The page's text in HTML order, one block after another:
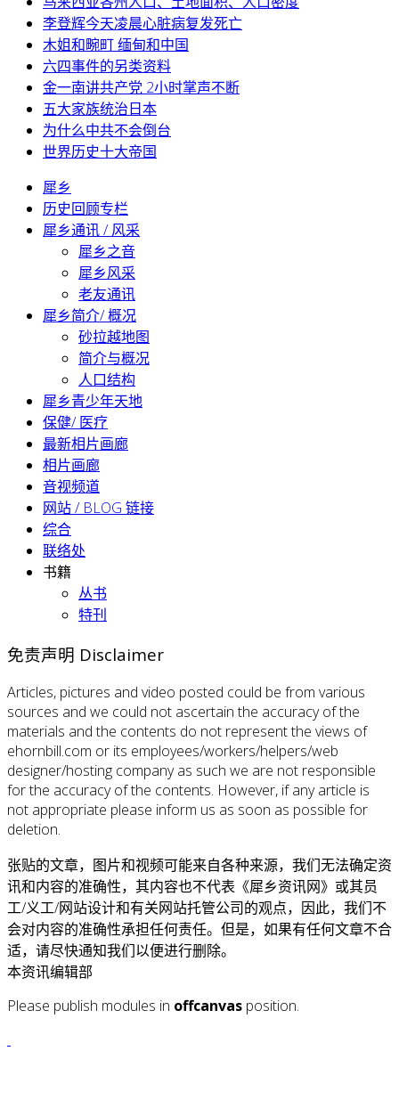
李登辉今天凌晨心脏病复发死亡
木姐和畹町 缅甸和中国
六四事件的另类资料
金一南讲共产党 2小时掌声不断
五大家族统治日本
为什么中共不会倒台
世界历史十大帝国
犀乡
历史回顾专栏
犀乡通讯 / 风采
犀乡之音
犀乡风采
老友通讯
犀乡简介/ 概况
砂拉越地图
简介与概况
人口结构
犀乡青少年天地
保健/ 医疗
最新相片画廊
相片画廊
音视频道
网站 / BLOG 链接
综合
联络处
书籍
丛书
特刊
免责声明 Disclaimer
Articles, pictures and video posted could be from various
sources and we could not ascertain the accuracy of the
materials and the contents do not represent the views of
ehornbill.com or its employees/workers/helpers/web
designer/hosting company as such we are not responsible
for the accuracy of the contents. However, if any article is
not appropriate please inform us as soon as possible for
deletion.
张贴的文章，图片和视频可能来自各种来源，我们无法确定资
讯和内容的准确性，其内容也不代表《犀乡资讯网》或其员
工/义工/网站设计和有关网站托管公司的观点，因此，我们不
会对内容的准确性承担任何责任。但是，如果有任何文章不合
适，请尽快通知我们以便进行删除。
本资讯编辑部
Please publish modules in offcanvas position.